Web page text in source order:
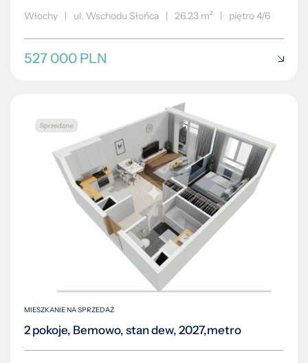
Włochy | ul. Wschodu Słońca | 26.23 m² | piętro 4/6
527 000 PLN
MIESZKANIE NA SPRZEDAŻ
2 pokoje, Bemowo, stan dew, 2027,metro